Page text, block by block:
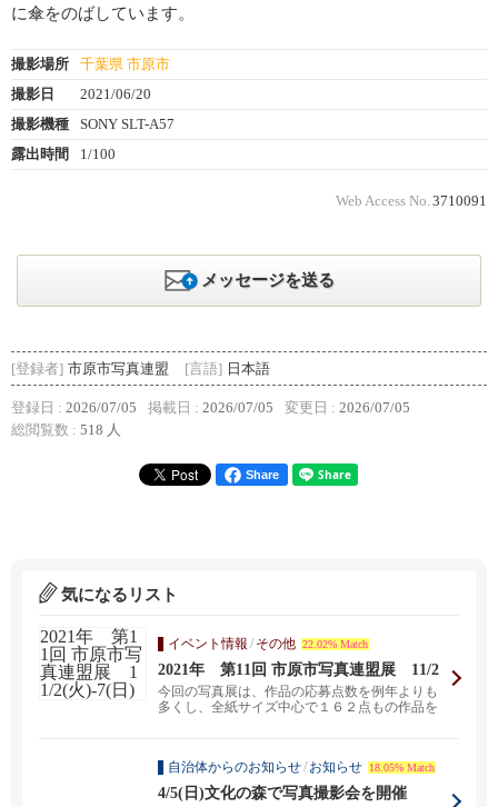
に傘をのばしています。
撮影場所
千葉県 市原市
撮影日
2021/06/20
撮影機種
SONY SLT-A57
露出時間
1/100
Web Access No. 3710091
メッセージを送る
[登録者] 市原市写真連盟 [言語] 日本語
登録日 : 2026/07/05 掲載日 : 2026/07/05 変更日 : 2026/07/05
総閲覧数 : 518 人
Share
気になるリスト
イベント情報 / その他 22.02% Match
2021年 第11回 市原市写真連盟展 11/2
(火)-7(日)
今回の写真展は、作品の応募点数を例年よりも
多くし、全紙サイズ中心で１６２点もの作品を
自治体からのお知らせ/ お知らせ 18.05% Match
4/5(日)文化の森で写真撮影会を開催